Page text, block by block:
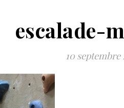
escalade-
10 septembre